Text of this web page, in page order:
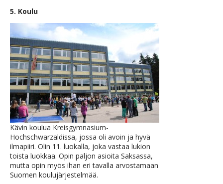
5. Koulu
Kävin koulua Kreisgymnasium-
Hochschwarzaldissa, jossa oli avoin ja hyvä
ilmapiiri. Olin 11. luokalla, joka vastaa lukion
toista luokkaa. Opin paljon asioita Saksassa,
mutta opin myös ihan eri tavalla arvostamaan
Suomen koulujärjestelmää.